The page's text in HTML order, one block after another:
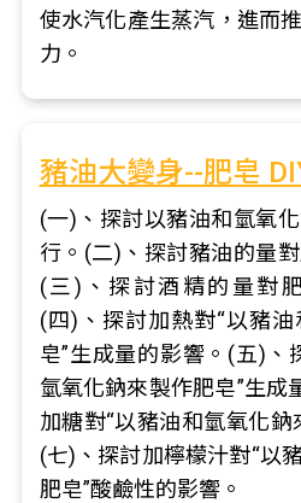
使水汽化產生蒸汽，進而
力。
豬油大變身--肥皂
(一)、探討以豬油和氫氧
行。(二)、探討豬油的量
(三)、探討酒精的量對
(四)、探討加熱對“以豬
皂”生成量的影響。(五)、
氫氧化鈉來製作肥皂”生成
加糖對“以豬油和氫氧化鈉
(七)、探討加檸檬汁對“以
肥皂”酸鹼性的影響。